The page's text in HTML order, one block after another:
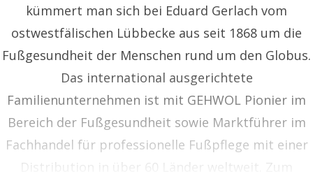
kümmert man sich bei Eduard Gerlach vom
ostwestfälischen Lübbecke aus seit 1868 um die
Fußgesundheit der Menschen rund um den Globus.
Das international ausgerichtete
Familienunternehmen ist mit GEHWOL Pionier im
Bereich der Fußgesundheit sowie Marktführer im
Fachhandel für professionelle Fußpflege mit einer
Distribution in über 60 Länder weltweit. Zum